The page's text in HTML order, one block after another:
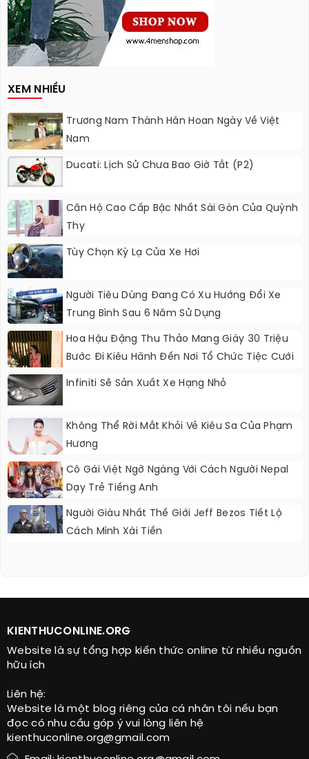
XEM NHIỀU
Trương Nam Thành Hân Hoan Ngày Về Việt
Nam
Ducati: Lịch Sử Chưa Bao Giờ Tắt (P2)
Căn Hộ Cao Cấp Bậc Nhất Sài Gòn Của Quỳnh
Thy
Tùy Chọn Kỳ Lạ Của Xe Hơi
Người Tiêu Dùng Đang Có Xu Hướng Đổi Xe
Trung Bình Sau 6 Năm Sử Dụng
Hoa Hậu Đặng Thu Thảo Mang Giày 30 Triệu
Bước Đi Kiêu Hãnh Đến Nơi Tổ Chức Tiệc Cưới
Infiniti Sẽ Sản Xuất Xe Hạng Nhỏ
Không Thể Rời Mắt Khỏi Vẻ Kiêu Sa Của Phạm
Hương
Cô Gái Việt Ngỡ Ngàng Với Cách Người Nepal
Dạy Trẻ Tiếng Anh
Người Giàu Nhất Thế Giới Jeff Bezos Tiết Lộ
Cách Mình Xài Tiền
KIENTHUCONLINE.ORG
Website là sự tổng hợp kiến thức online từ nhiều nguồn
hữu ích
Liên hệ:
Website là một blog riêng của cá nhân tôi nếu bạn
đọc có nhu cầu góp ý vui lòng liên hệ
kienthuconline.org@gmail.com